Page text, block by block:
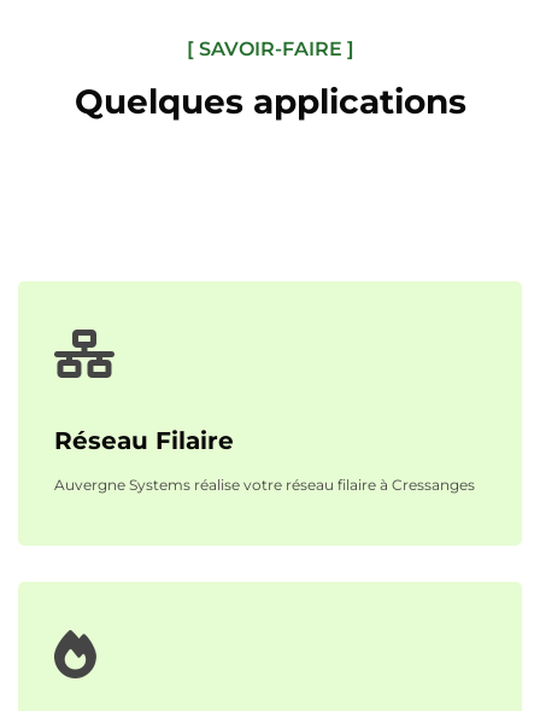
[ SAVOIR-FAIRE ]
Quelques applications
Réseau Filaire
Auvergne Systems réalise votre réseau filaire à Cressanges